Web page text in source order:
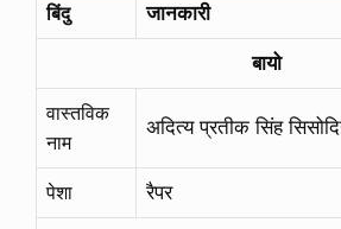
बिंदु जानकारी
बायो
वास्तविक
नाम
अदित्य प्रतीक सिंह
पेशा रैपर